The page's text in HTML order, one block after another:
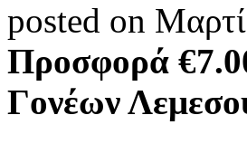
posted on
Προσφορά
Γονέων